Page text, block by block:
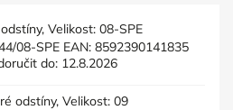
Velikost: 08-SPE
08-SPE EAN: 8592390141835
do: 12.8.2026
odstíny, Velikost: 09